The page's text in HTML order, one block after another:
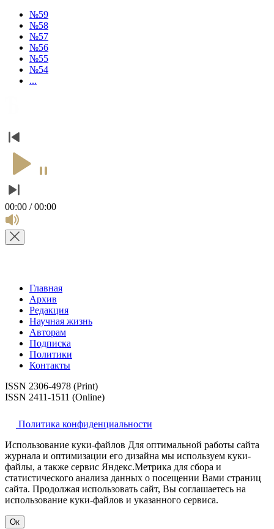
№59
№58
№57
№56
№55
№54
...
00:00 / 00:00
Главная
Архив
Редакция
Научная жизнь
Авторам
Подписка
Политики
Контакты
ISSN 2306-4978 (Print)
ISSN 2411-1511 (Online)
Политика конфиденциальности
Использование куки-файлов Для оптимальной работы сайта
журнала и оптимизации его дизайна мы используем куки-
файлы, а также сервис Яндекс.Метрика для сбора и
статистического анализа данных о посещении Вами страниц
сайта. Продолжая использовать сайт, Вы соглашаетесь на
использование куки-файлов и указанного сервиса.
Ок